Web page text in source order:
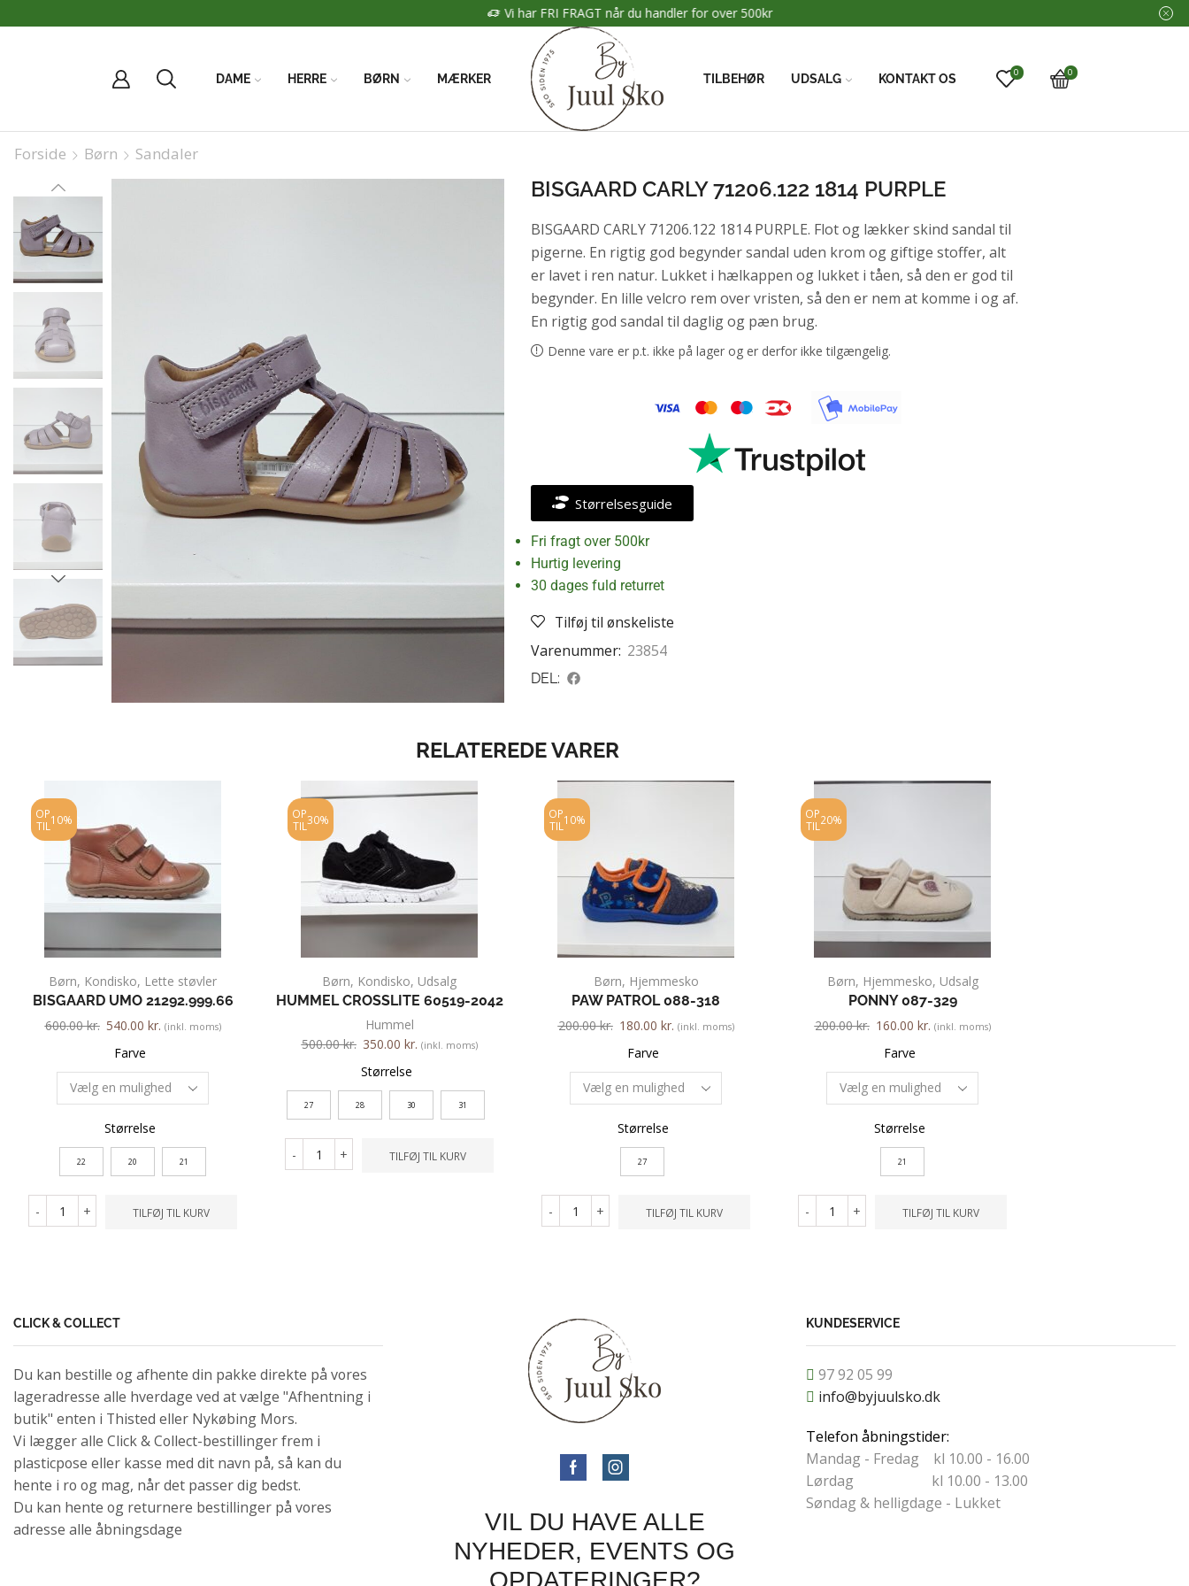
Vi har FRI FRAGT når du handler for over 500kr
DAME HERRE BØRN MÆRKER TILBEHØR UDSALG KONTAKT OS 0 0
Forside Børn Sandaler
BISGAARD CARLY 71206.122 1814 PURPLE
BISGAARD CARLY 71206.122 1814 PURPLE. Flot og lækker skind sandal til
pigerne. En rigtig god begynder sandal uden krom og giftige stoffer, alt
er lavet i ren natur. Lukket i hælkappen og lukket i tåen, så den er god til
begynder. En lille velcro rem over vristen, så den er nem at komme i og af.
En rigtig god sandal til daglig og pæn brug.
Denne vare er p.t. ikke på lager og er derfor ikke tilgængelig.
Størrelsesguide
Fri fragt over 500kr
Hurtig levering
30 dages fuld returret
Tilføj til ønskeliste
Varenummer: 23854
DEL:
RELATEREDE VARER
OP
TIL 10%
Børn, Kondisko, Lette støvler
BISGAARD UMO 21292.999.66
600.00kr. 540.00 kr. (inkl. moms)
Farve
Størrelse
22 20 21
- + TILFØJ TIL KURV
OP
TIL 30%
Børn, Kondisko, Udsalg
HUMMEL CROSSLITE 60519-2042
Hummel
500.00kr. 350.00 kr. (inkl. moms)
Størrelse
27 28 30 31
- + TILFØJ TIL KURV
OP
TIL 10%
Børn, Hjemmesko
PAW PATROL 088-318
200.00kr. 180.00 kr. (inkl. moms)
Farve
Størrelse
27
- + TILFØJ TIL KURV
OP
TIL 20%
Børn, Hjemmesko, Udsalg
PONNY 087-329
200.00kr. 160.00 kr. (inkl. moms)
Farve
Størrelse
21
- + TILFØJ TIL KURV
CLICK & COLLECT
Du kan bestille og afhente din pakke direkte på vores
lageradresse alle hverdage ved at vælge "Afhentning i
butik" enten i Thisted eller Nykøbing Mors.
Vi lægger alle Click & Collect-bestillinger frem i
plasticpose eller kasse med dit navn på, så kan du
hente i ro og mag, når det passer dig bedst.
Du kan hente og returnere bestillinger på vores
adresse alle åbningsdage
VIL DU HAVE ALLE
NYHEDER, EVENTS OG
OPDATERINGER?
KUNDESERVICE
97 92 05 99
info@byjuulsko.dk
Telefon åbningstider:
Mandag - Fredag kl 10.00 - 16.00
Lørdag kl 10.00 - 13.00
Søndag & helligdage - Lukket